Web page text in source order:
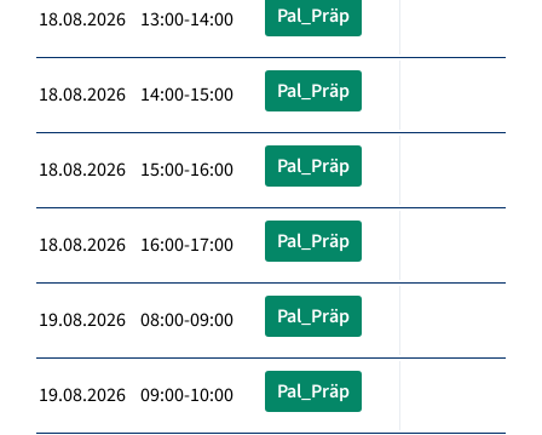
18.08.2026 13:00-14:00 Pal_Präp
18.08.2026 14:00-15:00 Pal_Präp
18.08.2026 15:00-16:00 Pal_Präp
18.08.2026 16:00-17:00 Pal_Präp
19.08.2026 08:00-09:00 Pal_Präp
19.08.2026 09:00-10:00 Pal_Präp